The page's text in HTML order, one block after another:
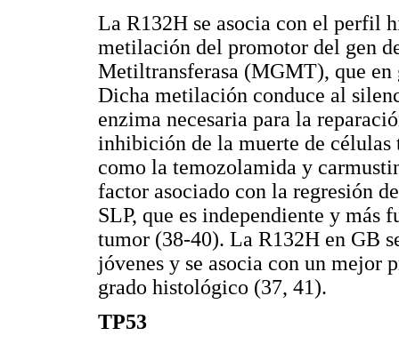
La R132H se asocia con el perfil
metilación del promotor del gen
Metiltransferasa (MGMT), que en
Dicha metilación conduce al
enzima necesaria para la
inhibición de la muerte de células
como la temozolamida y
factor asociado con la regresión
SLP, que es independiente y más
tumor (38-40). La R132H en GB
jóvenes y se asocia con un mejor
grado histológico (37, 41).
TP53